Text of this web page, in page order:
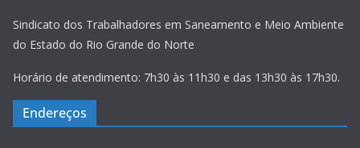
Sindicato dos Trabalhadores em Saneamento e Meio Ambiente
do Estado do Rio Grande do Norte
Horário de atendimento: 7h30 às 11h30 e das 13h30 às 17h30.
Endereços